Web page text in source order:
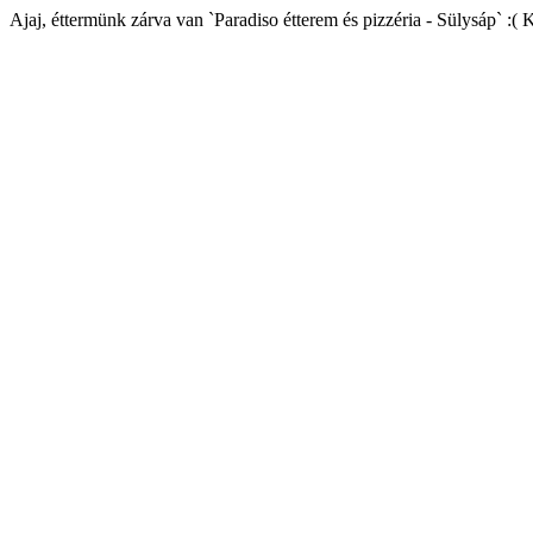
Ajaj, éttermünk zárva van `Paradiso étterem és pizzéria - Sülysáp` :(